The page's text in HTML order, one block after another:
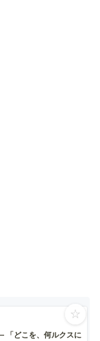
「どこを、何ルクスに
☆